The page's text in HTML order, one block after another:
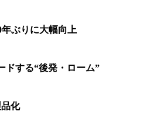
ぶりに大幅向上
ドする“後発・ローム”
化